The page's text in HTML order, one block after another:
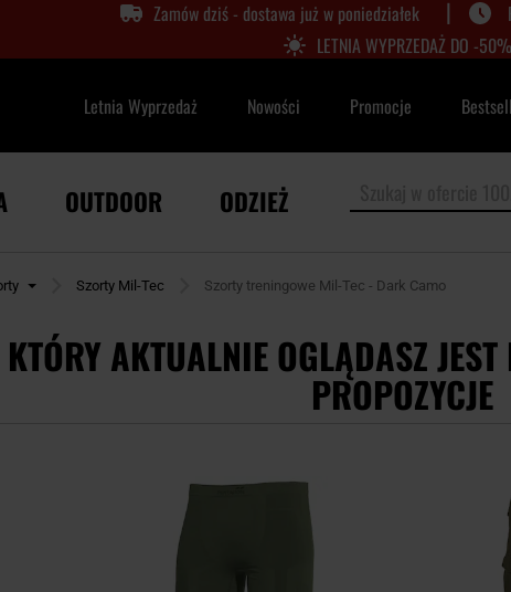
Zamów dziś - dostawa już w poniedziałek |
LETNIA WYPRZEDAŻ DO -50%
Letnia Wyprzedaż Nowości Promocje
OUTDOOR ODZIEŻ
Szorty Mil-Tec Szorty treningowe Mil-Tec - Dark Camo
AKTUALNIE OGLĄDASZ
PROPOZYCJE